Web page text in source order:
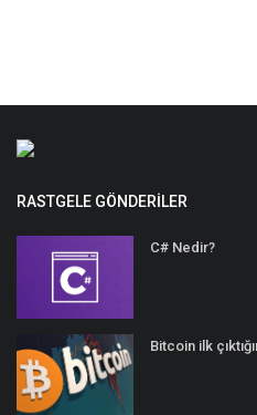
RASTGELE GÖNDERILER
C# Nedir?
Bitcoin ilk